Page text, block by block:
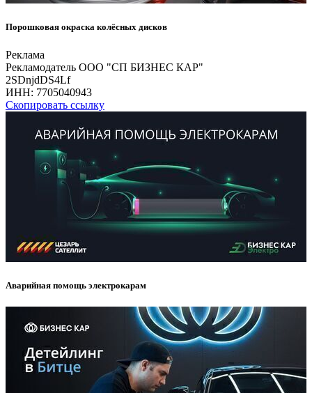
Порошковая окраска колёсных дисков
Реклама
Рекламодатель ООО "СП БИЗНЕС КАР"
2SDnjdDS4Lf
ИНН: 7705040943
Скопировать ссылку
Аварийная помощь электрокарам